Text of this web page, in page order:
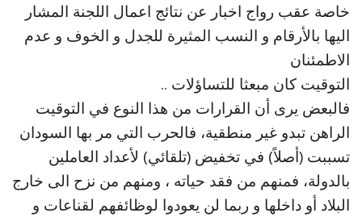
خاصة عقب رواج اخبار عن نتائج اعمال اللجنة المشار
اليها بالأرقام و النسب المثيرة للجدل و الخوف و عدم
الاطمئنان
التوقيت كان مبعثا للتساؤلات ..
فالبعض يرى أن القرارات من هذا النوع في التوقيت
الراهن تبدو غير منطقية، فالحرب التي مر بها السودان
تسببت (أصلاً) في تخفيض (تلقائي) لأعداد العاملين
بالدولة، فمنهم من فقد حياته ، ومنهم من نزح الى خارج
البلاد أو داخلها و ربما لن يعودوا لوظائفهم لقناعات و